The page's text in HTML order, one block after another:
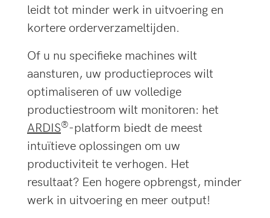
leidt tot minder werk in uitvoering en
kortere orderverzameltijden.
Of u nu specifieke machines wilt
aansturen, uw productieproces wilt
optimaliseren of uw volledige
productiestroom wilt monitoren: het
ARDIS®-platform biedt de meest
intuïtieve oplossingen om uw
productiviteit te verhogen. Het
resultaat? Een hogere opbrengst, minder
werk in uitvoering en meer output!